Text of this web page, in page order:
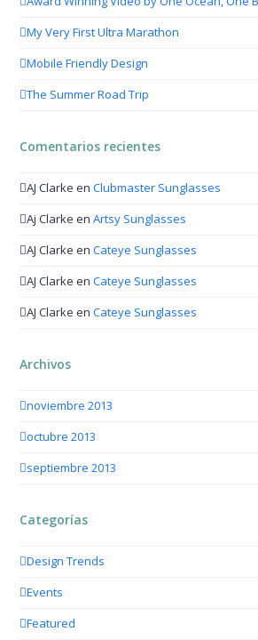
My Very First Ultra Marathon
Mobile Friendly Design
The Summer Road Trip
Comentarios recientes
AJ Clarke enClubmaster Sunglasses
Aj Clarke enArtsy Sunglasses
AJ Clarke enCateye Sunglasses
AJ Clarke enCateye Sunglasses
AJ Clarke enCateye Sunglasses
Archivos
noviembre 2013
octubre 2013
septiembre 2013
Categorías
Design Trends
Events
Featured